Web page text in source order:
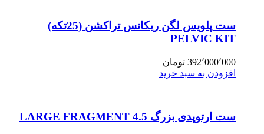
ست پلویس لگن ریکانس تراکشن (25تکه)
PELVIC KIT
392٬000٬000 تومان
افزودن به سبد خرید
ست ارتوپدی بزرگ 4.5 LARGE FRAGMENT